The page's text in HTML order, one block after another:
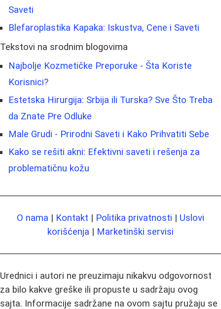
Saveti
Blefaroplastika Kapaka: Iskustva, Cene i Saveti
Tekstovi na srodnim blogovima
Najbolje Kozmetičke Preporuke - Šta Koriste
Korisnici?
Estetska Hirurgija: Srbija ili Turska? Sve Što Treba
da Znate Pre Odluke
Male Grudi - Prirodni Saveti i Kako Prihvatiti Sebe
Kako se rešiti akni: Efektivni saveti i rešenja za
problematičnu kožu
O nama | Kontakt | Politika privatnosti | Uslovi
korišćenja | Marketinški servisi
Urednici i autori ne preuzimaju nikakvu odgovornost
za bilo kakve greške ili propuste u sadržaju ovog
sajta. Informacije sadržane na ovom sajtu pružaju se